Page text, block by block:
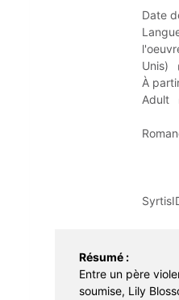
Prêt d'instruments de
Date
Unis)
À
Adult
Résumé :
Entre un père
soumise, Lily